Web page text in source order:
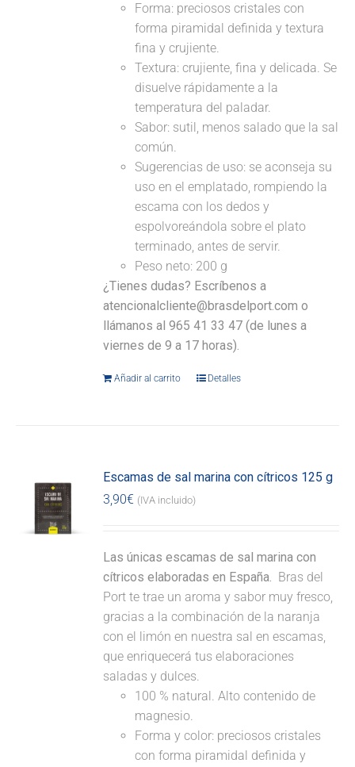
Forma: preciosos cristales con
forma piramidal definida y textura
fina y crujiente.
Textura: crujiente, fina y delicada. Se
disuelve rápidamente a la
temperatura del paladar.
Sabor: sutil, menos salado que la sal
común.
Sugerencias de uso: se aconseja su
uso en el emplatado, rompiendo la
escama con los dedos y
espolvoreándola sobre el plato
terminado, antes de servir.
Peso neto: 200 g
¿Tienes dudas? Escríbenos a
atencionalcliente@brasdelport.com o
llámanos al 965 41 33 47 (de lunes a
viernes de 9 a 17 horas).
Añadir al carrito Detalles
Escamas de sal marina con cítricos 125 g
3,90€ (IVA incluido)
Las únicas escamas de sal marina con
cítricos elaboradas en España. Bras del
Port te trae un aroma y sabor muy fresco,
gracias a la combinación de la naranja
con el limón en nuestra sal en escamas,
que enriquecerá tus elaboraciones
saladas y dulces.
100 % natural. Alto contenido de
magnesio.
Forma y color: preciosos cristales
con forma piramidal definida y